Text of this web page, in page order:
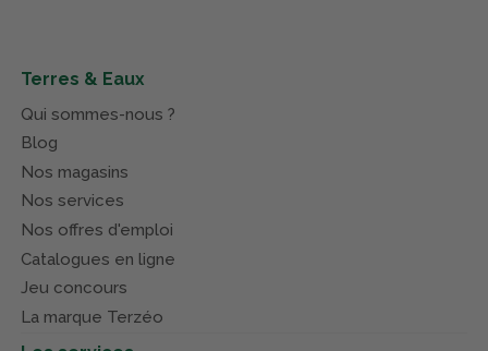
Terres & Eaux
Qui sommes-nous ?
Blog
Nos magasins
Nos services
Nos offres d'emploi
Catalogues en ligne
Jeu concours
La marque Terzéo